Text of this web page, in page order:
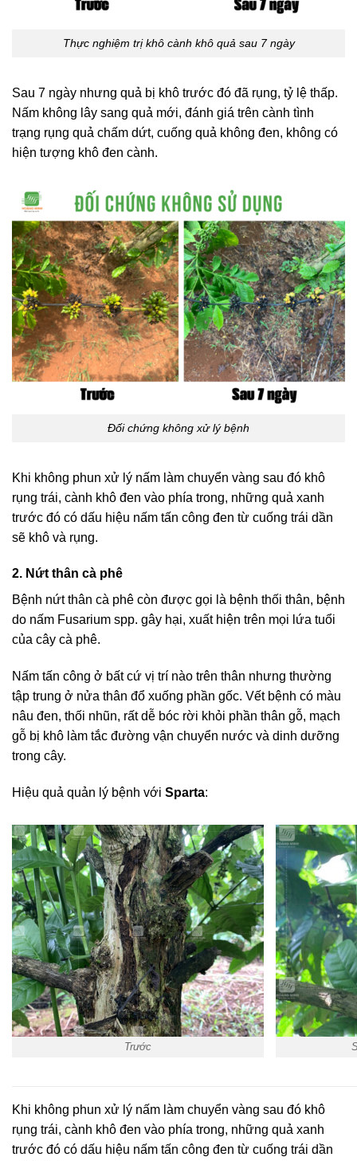
Thực nghiệm trị khô cành khô quả sau 7 ngày
Sau 7 ngày nhưng quả bị khô trước đó đã rụng, tỷ lệ thấp.
Nấm không lây sang quả mới, đánh giá trên cành tình
trạng rụng quả chấm dứt, cuống quả không đen, không có
hiện tượng khô đen cành.
Đối chứng không xử lý bệnh
Khi không phun xử lý nấm làm chuyển vàng sau đó khô
rụng trái, cành khô đen vào phía trong, những quả xanh
trước đó có dấu hiệu nấm tấn công đen từ cuống trái dần
sẽ khô và rụng.
2. Nứt thân cà phê
Bệnh nứt thân cà phê còn được gọi là bệnh thối thân, bệnh
do nấm Fusarium spp. gây hại, xuất hiện trên mọi lứa tuổi
của cây cà phê.
Nấm tấn công ở bất cứ vị trí nào trên thân nhưng thường
tập trung ở nửa thân đổ xuống phần gốc. Vết bệnh có màu
nâu đen, thối nhũn, rất dễ bóc rời khỏi phần thân gỗ, mạch
gỗ bị khô làm tắc đường vận chuyển nước và dinh dưỡng
trong cây.
Hiệu quả quản lý bệnh với Sparta:
Trước
Khi không phun xử lý nấm làm chuyển vàng sau đó khô
rụng trái, cành khô đen vào phía trong, những quả xanh
trước đó có dấu hiệu nấm tấn công đen từ cuống trái dần